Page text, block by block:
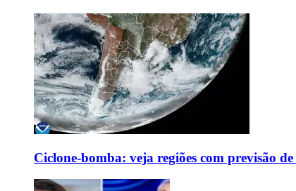
Ciclone-bomba: veja regiões com previsão